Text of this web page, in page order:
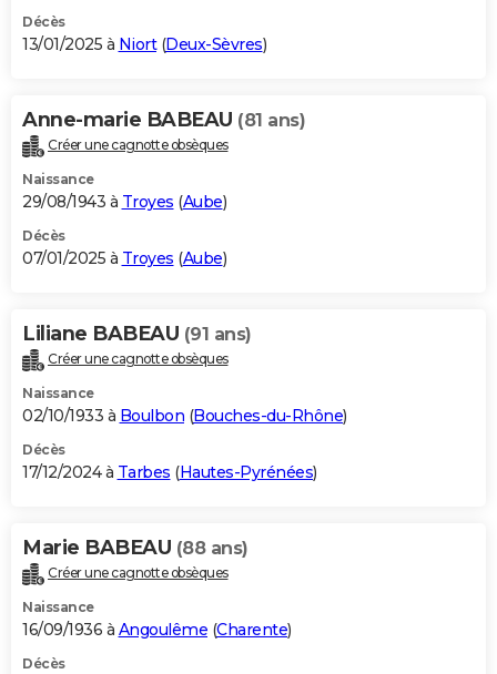
Décès
13/01/2025 à Niort(Deux-Sèvres)
Anne-marie BABEAU (81 ans)
Créer une cagnotte obsèques
Naissance
29/08/1943 à Troyes (Aube)
Décès
07/01/2025 à Troyes (Aube)
Liliane BABEAU (91 ans)
Créer une cagnotte obsèques
Naissance
02/10/1933 à Boulbon (Bouches-du-Rhône)
Décès
17/12/2024 à Tarbes (Hautes-Pyrénées)
Marie BABEAU (88 ans)
Créer une cagnotte obsèques
Naissance
16/09/1936 à Angoulême (Charente)
Décès